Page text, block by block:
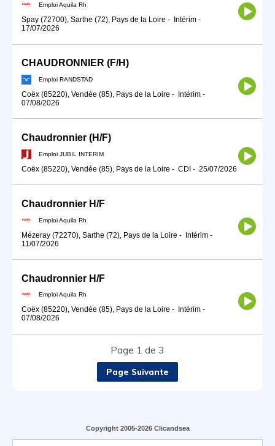
Emploi Aquila Rh
Spay (72700), Sarthe (72), Pays de la Loire - Intérim -
17/07/2026
CHAUDRONNIER (F/H)
Emploi RANDSTAD
Coëx (85220), Vendée (85), Pays de la Loire - Intérim -
07/08/2026
Chaudronnier (H/F)
Emploi JUBIL INTERIM
Coëx (85220), Vendée (85), Pays de la Loire - CDI - 25/07/2026
Chaudronnier H/F
Emploi Aquila Rh
Mézeray (72270), Sarthe (72), Pays de la Loire - Intérim -
11/07/2026
Chaudronnier H/F
Emploi Aquila Rh
Coëx (85220), Vendée (85), Pays de la Loire - Intérim -
07/08/2026
Page 1 de 3
Page Suivante
Copyright 2005-2026 Clicandsea